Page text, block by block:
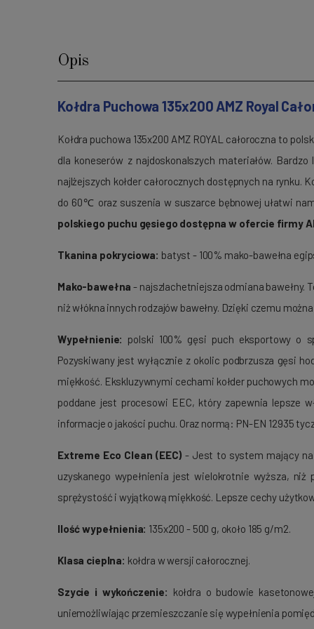
Opis
Kołdra Puchowa 135x200 AMZ Royal
Kołdra puchowa 135x200 AMZ ROYAL całoroczna to
dla koneserów z najdoskonalszych materiałów.
najlżejszych kołder całorocznych dostępnych na
do 60℃ oraz suszenia w suszarce bębnowej ułatwi
polskiego puchu gęsiego dostępna w ofercie firmy
Tkanina pokryciowa: batyst - 100% mako-bawełna
Mako-bawełna - najszlachetniejsza odmiana bawełny.
niż włókna innych rodzajów bawełny. Dzięki czemu
Wypełnienie: polski 100% gęsi puch eksportowy o
Pozyskiwany jest wyłącznie z okolic podbrzusza gęsi
miękkość. Ekskluzywnymi cechami kołder puchowych
poddane jest procesowi EEC, który zapewnia lepsze
informacje o jakości puchu. Oraz normą: PN-EN 12935
Extreme Eco Clean (EEC) - Jest to system mający na
uzyskanego wypełnienia jest wielokrotnie wyższa,
sprężystość i wyjątkową miękkość. Lepsze cechy
Ilość wypełnienia: 135x200 - 500 g, około 185 g/m2.
Klasa cieplna: kołdra w wersji całorocznej.
Szycie i wykończenie: kołdra o budowie
uniemożliwiając przemieszczanie się wypełnienia